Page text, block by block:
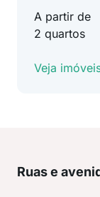
A partir de
2 quartos
Veja
Ruas e